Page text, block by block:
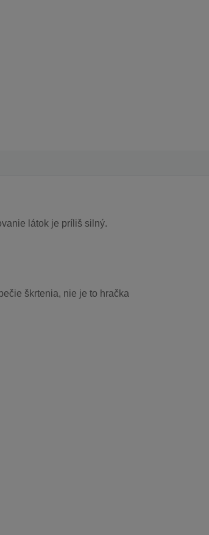
látok je príliš silný.
škrtenia, nie je to hračka